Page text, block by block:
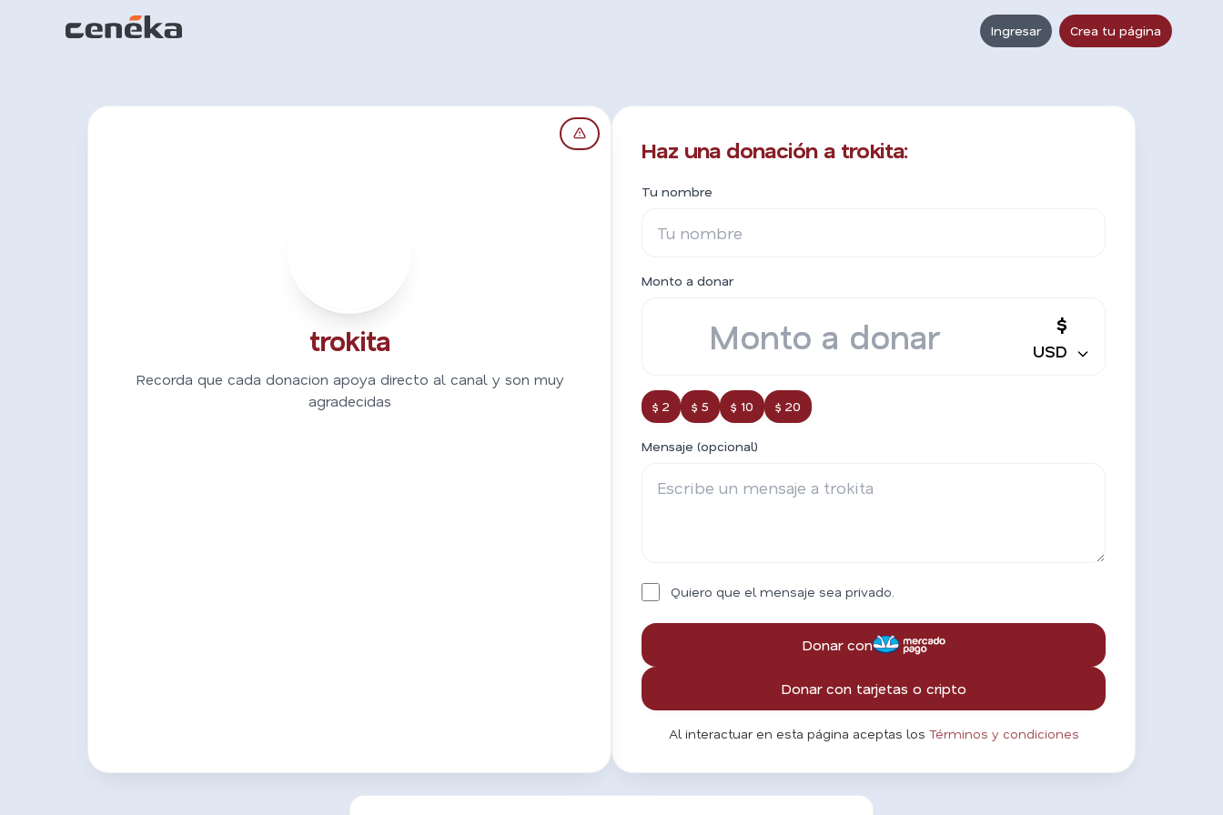
Ingresar Crea tu página
trokita
Recorda que cada donacion apoya directo al canal y son muy
agradecidas
Haz una donación a trokita:
Tu nombre
Monto a donar
$
USD
$ 2 $ 5 $ 10 $ 20
Mensaje (opcional)
Quiero que el mensaje sea privado.
Donar con
Donar con tarjetas o cripto
Al interactuar en esta página aceptas los Términos y condiciones